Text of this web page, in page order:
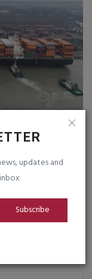
updates and
Subscribe